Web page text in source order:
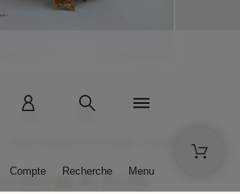
+33 (0)3 86 45 50 00
Compte Recherche Menu